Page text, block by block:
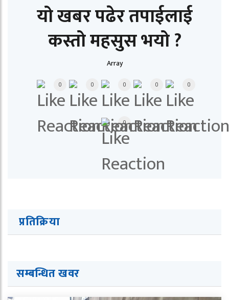
यो खबर पढेर तपाईलाई
कस्तो महसुस भयो ?
Array
0 0 0 0 0
0
प्रतिक्रिया
सम्बन्धित खवर